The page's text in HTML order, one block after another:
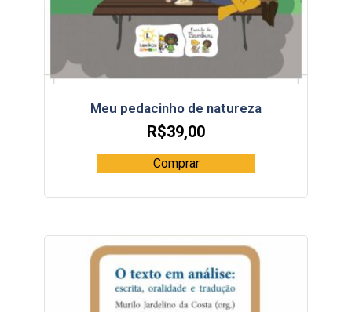
Meu pedacinho de natureza
R$39,00
Comprar